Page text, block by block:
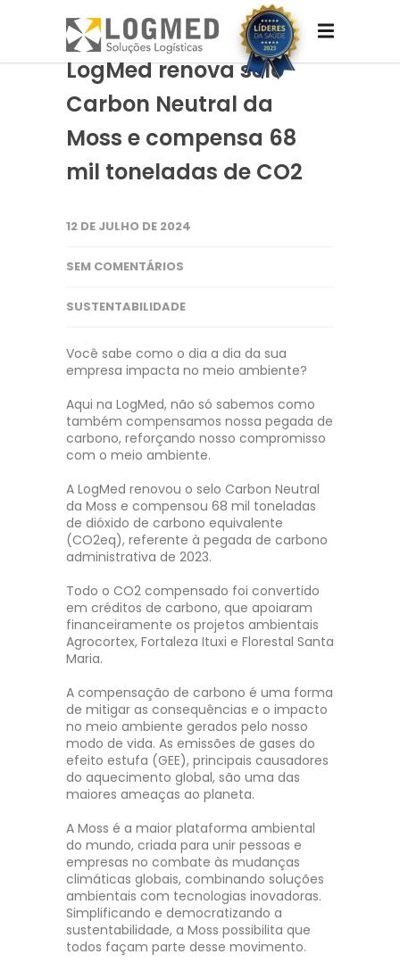
LogMed renova selo
Carbon Neutral da
Moss e compensa 68
mil toneladas de CO2
12 DE JULHO DE 2024
SEM COMENTÁRIOS
SUSTENTABILIDADE
Você sabe como o dia a dia da sua
empresa impacta no meio ambiente?
Aqui na LogMed, não só sabemos como
também compensamos nossa pegada de
carbono, reforçando nosso compromisso
com o meio ambiente.
A LogMed renovou o selo Carbon Neutral
da Moss e compensou 68 mil toneladas
de dióxido de carbono equivalente
(CO2eq), referente à pegada de carbono
administrativa de 2023.
Todo o CO2 compensado foi convertido
em créditos de carbono, que apoiaram
financeiramente os projetos ambientais
Agrocortex, Fortaleza Ituxi e Florestal Santa
Maria.
A compensação de carbono é uma forma
de mitigar as consequências e o impacto
no meio ambiente gerados pelo nosso
modo de vida. As emissões de gases do
efeito estufa (GEE), principais causadores
do aquecimento global, são uma das
maiores ameaças ao planeta.
A Moss é a maior plataforma ambiental
do mundo, criada para unir pessoas e
empresas no combate às mudanças
climáticas globais, combinando soluções
ambientais com tecnologias inovadoras.
Simplificando e democratizando a
sustentabilidade, a Moss possibilita que
todos façam parte desse movimento.